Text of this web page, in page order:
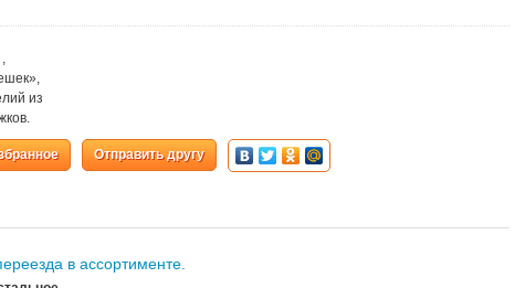
из
Отправить другу
в ассортименте.